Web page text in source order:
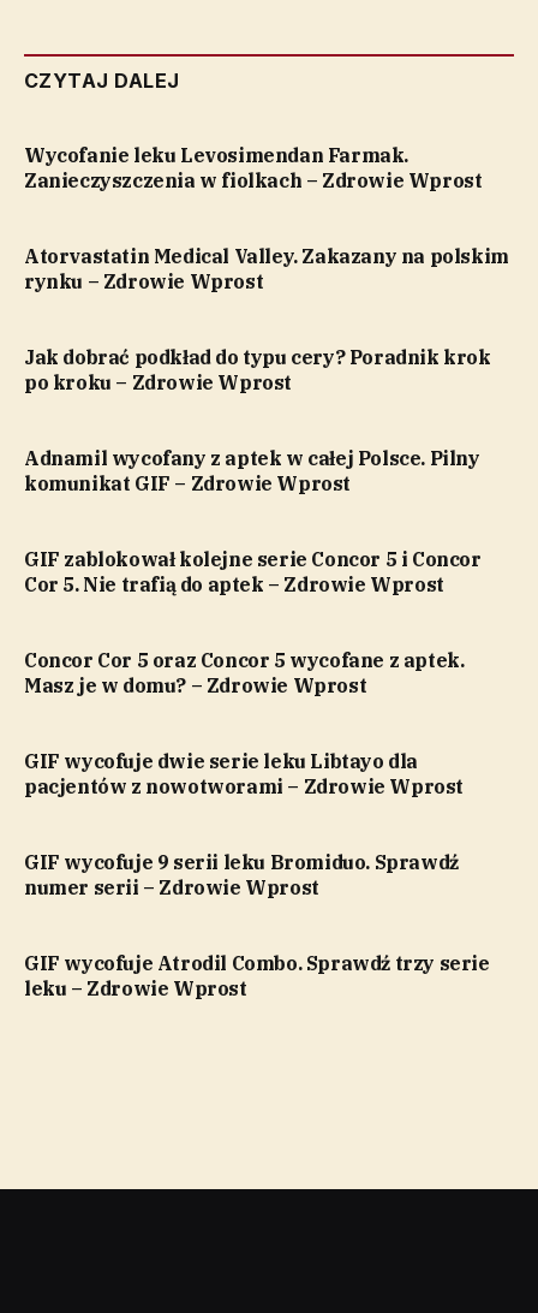
CZYTAJ DALEJ
Wycofanie leku Levosimendan Farmak.
Zanieczyszczenia w fiolkach – Zdrowie Wprost
Atorvastatin Medical Valley. Zakazany na polskim
rynku – Zdrowie Wprost
Jak dobrać podkład do typu cery? Poradnik krok
po kroku – Zdrowie Wprost
Adnamil wycofany z aptek w całej Polsce. Pilny
komunikat GIF – Zdrowie Wprost
GIF zablokował kolejne serie Concor 5 i Concor
Cor 5. Nie trafią do aptek – Zdrowie Wprost
Concor Cor 5 oraz Concor 5 wycofane z aptek.
Masz je w domu? – Zdrowie Wprost
GIF wycofuje dwie serie leku Libtayo dla
pacjentów z nowotworami – Zdrowie Wprost
GIF wycofuje 9 serii leku Bromiduo. Sprawdź
numer serii – Zdrowie Wprost
GIF wycofuje Atrodil Combo. Sprawdź trzy serie
leku – Zdrowie Wprost